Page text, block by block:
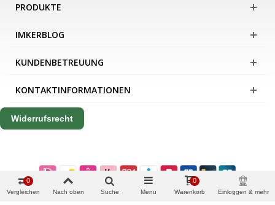
PRODUKTE
IMKERBLOG
KUNDENBETREUUNG
KONTAKTINFORMATIONEN
Widerrufsrecht
Vergleichen
0
Nach oben Suche Menu Warenkorb
0
Einloggen & mehr